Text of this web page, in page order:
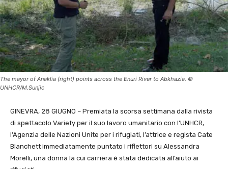
The mayor of Anaklia (right) points across the Enuri River to Abkhazia. ©
UNHCR/M.Sunjic
GINEVRA, 28 GIUGNO – Premiata la scorsa settimana dalla rivista
di spettacolo Variety per il suo lavoro umanitario con l’UNHCR,
l’Agenzia delle Nazioni Unite per i rifugiati, l’attrice e regista Cate
Blanchett immediatamente puntato i riflettori su Alessandra
Morelli, una donna la cui carriera è stata dedicata all’aiuto ai